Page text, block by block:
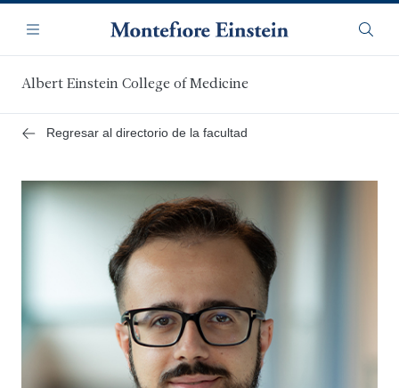
contenido
principal
Navegación
Menú
Albert Einstein College of Medicine
Regresar al directorio de la facultad